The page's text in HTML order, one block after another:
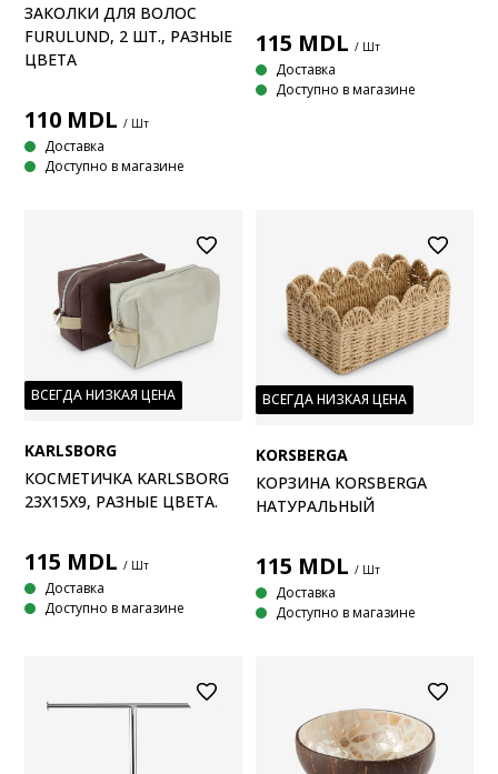
ЗАКОЛКИ ДЛЯ ВОЛОС
FURULUND, 2 ШТ., РАЗНЫЕ
ЦВЕТА
110 MDL / Шт
Доставка
Доступно в магазине
115 MDL / Шт
Доставка
Доступно в магазине
ВСЕГДА НИЗКАЯ ЦЕНА
KARLSBORG
КОСМЕТИЧКА KARLSBORG
23X15X9, РАЗНЫЕ ЦВЕТА.
115 MDL / Шт
Доставка
Доступно в магазине
ВСЕГДА НИЗКАЯ ЦЕНА
KORSBERGA
КОРЗИНА KORSBERGA
НАТУРАЛЬНЫЙ
115 MDL / Шт
Доставка
Доступно в магазине